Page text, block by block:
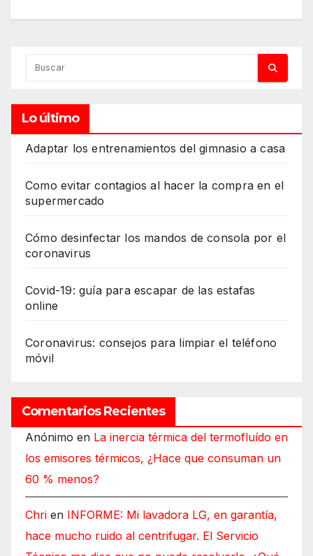
Lo último
Adaptar los entrenamientos del gimnasio a casa
Como evitar contagios al hacer la compra en el
supermercado
Cómo desinfectar los mandos de consola por el
coronavirus
Covid-19: guía para escapar de las estafas
online
Coronavirus: consejos para limpiar el teléfono
móvil
Comentarios Recientes
Anónimo en La inercia térmica del termofluído en
los emisores térmicos, ¿Hace que consuman un
60 % menos?
Chri en INFORME: Mi lavadora LG, en garantía,
hace mucho ruido al centrifugar. El Servicio